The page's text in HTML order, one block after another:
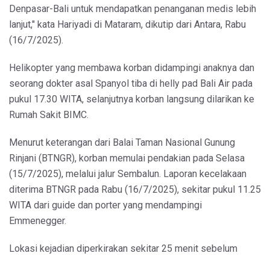
Denpasar-Bali untuk mendapatkan penanganan medis lebih
lanjut," kata Hariyadi di Mataram, dikutip dari Antara, Rabu
(16/7/2025).
Helikopter yang membawa korban didampingi anaknya dan
seorang dokter asal Spanyol tiba di helly pad Bali Air pada
pukul 17.30 WITA, selanjutnya korban langsung dilarikan ke
Rumah Sakit BIMC.
Menurut keterangan dari Balai Taman Nasional Gunung
Rinjani (BTNGR), korban memulai pendakian pada Selasa
(15/7/2025), melalui jalur Sembalun. Laporan kecelakaan
diterima BTNGR pada Rabu (16/7/2025), sekitar pukul 11.25
WITA dari guide dan porter yang mendampingi
Emmenegger.
Lokasi kejadian diperkirakan sekitar 25 menit sebelum